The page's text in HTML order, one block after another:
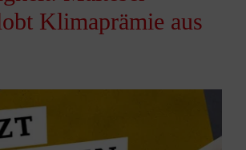
Klimaprämie aus